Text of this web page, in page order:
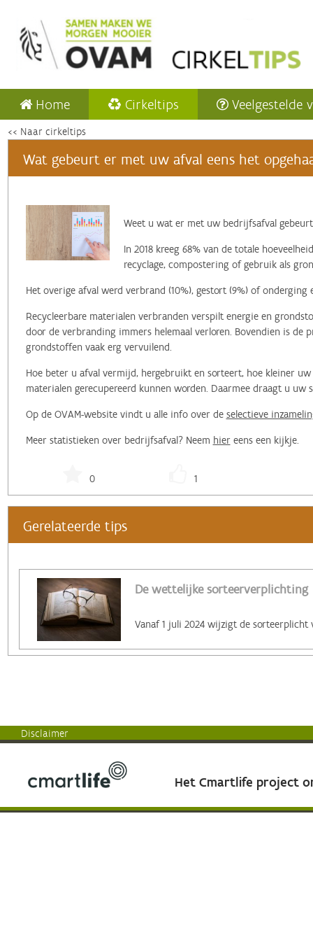
Home Cirkeltips Veelgestelde
<< Naar cirkeltips
Wat gebeurt er met uw afval eens het
‌Weet u wat er met uw bedrijfsafval
In 2018 kreeg 68% van de totale
recyclage, compostering of gebruik als
Het overige afval werd verbrand (10%), gestort (9%) of onderging
Recycleerbare materialen verbranden verspilt energie en
door de verbranding immers helemaal verloren. Bovendien is de
grondstoffen vaak erg vervuilend.
Hoe beter u afval vermijd, hergebruikt en sorteert, hoe kleiner
materialen gerecupereerd kunnen worden. Daarmee draagt u uw
Op de OVAM-website vindt u alle info over de selectieve
Meer statistieken over bedrijfsafval? Neem hiereens een kijkje.
0 1
Gerelateerde tips
De wettelijke sorteerverplichting
Disclaimer
Het Cmartlife project